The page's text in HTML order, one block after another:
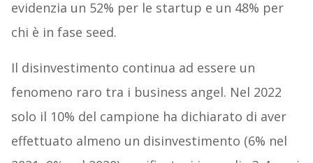
evidenzia un 52% per le startup e un 48% per
chi è in fase seed.
Il disinvestimento continua ad essere un
fenomeno raro tra i business angel. Nel 2022
solo il 10% del campione ha dichiarato di aver
effettuato almeno un disinvestimento (6% nel